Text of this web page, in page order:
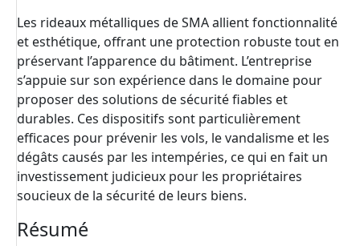
Les rideaux métalliques de SMA allient fonctionnalité
et esthétique, offrant une protection robuste tout en
préservant l’apparence du bâtiment. L’entreprise
s’appuie sur son expérience dans le domaine pour
proposer des solutions de sécurité fiables et
durables. Ces dispositifs sont particulièrement
efficaces pour prévenir les vols, le vandalisme et les
dégâts causés par les intempéries, ce qui en fait un
investissement judicieux pour les propriétaires
soucieux de la sécurité de leurs biens.
Résumé